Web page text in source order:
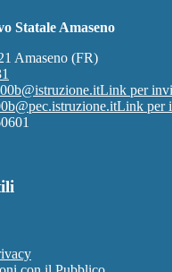
Statale Amaseno
Amaseno (FR)
Link per
Link per